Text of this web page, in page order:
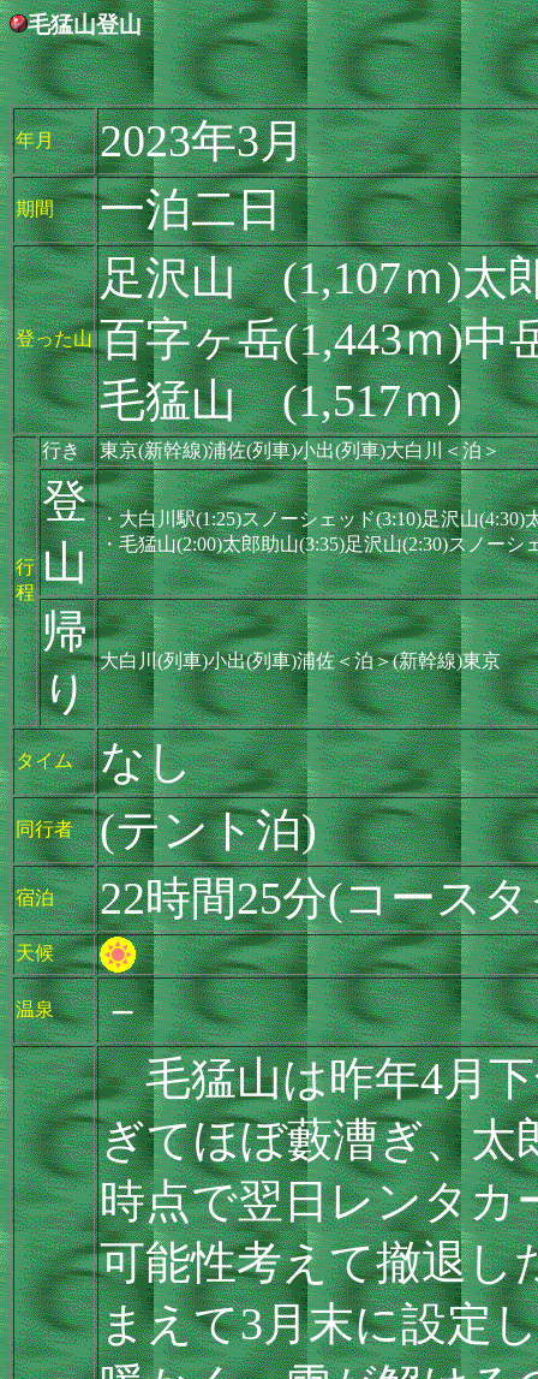
毛猛山登山
年月 2023年3月
期間 一泊二日
登った山
足沢山 (1,107ｍ)太
百字ヶ岳(1,443ｍ)
毛猛山 (1,517ｍ)
行
程
行き 東京(新幹線)浦佐(列車)小出(列車)大白川＜泊＞
登
山
・大白川駅(1:25)スノーシェッド(3:10)足沢山(4:30)
・毛猛山(2:00)太郎助山(3:35)足沢山(2:30)スノーシ
帰
り
大白川(列車)小出(列車)浦佐＜泊＞(新幹線)東京
タイム なし
同行者 (テント泊)
宿泊 22時間25分(コース
天候
温泉 －
毛猛山は昨年4月下
ぎてほぼ藪漕ぎ、太
時点で翌日レンタカ
可能性考えて撤退し
まえて3月末に設定